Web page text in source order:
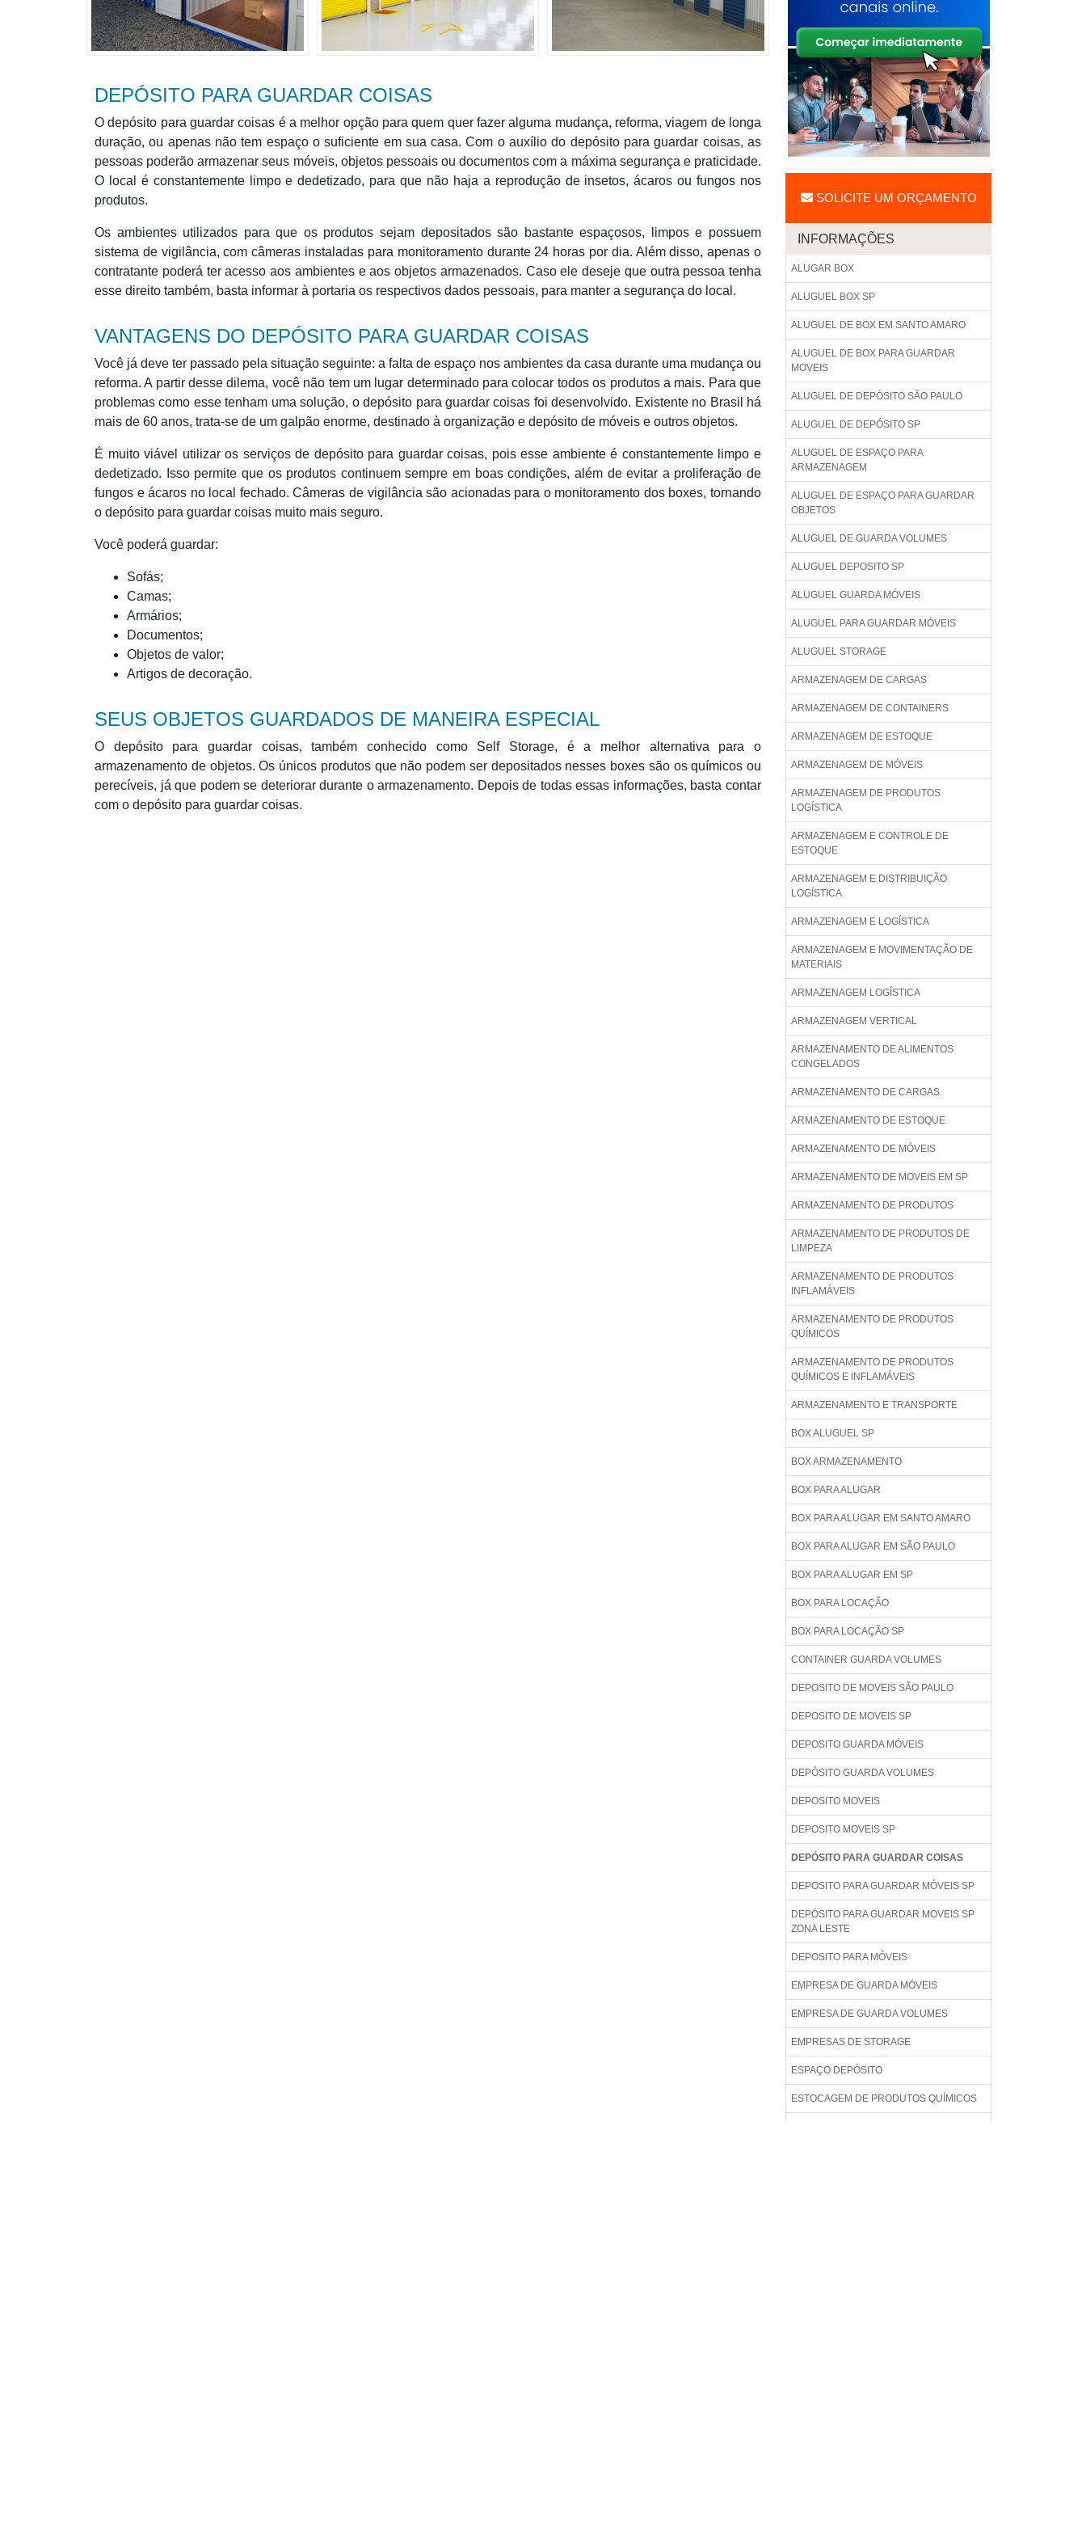
DEPÓSITO PARA GUARDAR COISAS
O depósito para guardar coisas é a melhor opção para quem quer fazer alguma mudança, reforma, viagem de longa
duração, ou apenas não tem espaço o suficiente em sua casa. Com o auxílio do depósito para guardar coisas, as
pessoas poderão armazenar seus móveis, objetos pessoais ou documentos com a máxima segurança e praticidade.
O local é constantemente limpo e dedetizado, para que não haja a reprodução de insetos, ácaros ou fungos nos
produtos.
Os ambientes utilizados para que os produtos sejam depositados são bastante espaçosos, limpos e possuem
sistema de vigilância, com câmeras instaladas para monitoramento durante 24 horas por dia. Além disso, apenas o
contratante poderá ter acesso aos ambientes e aos objetos armazenados. Caso ele deseje que outra pessoa tenha
esse direito também, basta informar à portaria os respectivos dados pessoais, para manter a segurança do local.
VANTAGENS DO DEPÓSITO PARA GUARDAR COISAS
Você já deve ter passado pela situação seguinte: a falta de espaço nos ambientes da casa durante uma mudança ou
reforma. A partir desse dilema, você não tem um lugar determinado para colocar todos os produtos a mais. Para que
problemas como esse tenham uma solução, o depósito para guardar coisas foi desenvolvido. Existente no Brasil há
mais de 60 anos, trata-se de um galpão enorme, destinado à organização e depósito de móveis e outros objetos.
É muito viável utilizar os serviços de depósito para guardar coisas, pois esse ambiente é constantemente limpo e
dedetizado. Isso permite que os produtos continuem sempre em boas condições, além de evitar a proliferação de
fungos e ácaros no local fechado. Câmeras de vigilância são acionadas para o monitoramento dos boxes, tornando
o depósito para guardar coisas muito mais seguro.
Você poderá guardar:
Sofás;
Camas;
Armários;
Documentos;
Objetos de valor;
Artigos de decoração.
SEUS OBJETOS GUARDADOS DE MANEIRA ESPECIAL
O depósito para guardar coisas, também conhecido como Self Storage, é a melhor alternativa para o
armazenamento de objetos. Os únicos produtos que não podem ser depositados nesses boxes são os químicos ou
perecíveis, já que podem se deteriorar durante o armazenamento. Depois de todas essas informações, basta contar
com o depósito para guardar coisas.
SOLICITE UM ORÇAMENTO
INFORMAÇÕES
ALUGAR BOX
ALUGUEL BOX SP
ALUGUEL DE BOX EM SANTO AMARO
ALUGUEL DE BOX PARA GUARDAR
MOVEIS
ALUGUEL DE DEPÓSITO SÃO PAULO
ALUGUEL DE DEPÓSITO SP
ALUGUEL DE ESPAÇO PARA
ARMAZENAGEM
ALUGUEL DE ESPAÇO PARA GUARDAR
OBJETOS
ALUGUEL DE GUARDA VOLUMES
ALUGUEL DEPOSITO SP
ALUGUEL GUARDA MÓVEIS
ALUGUEL PARA GUARDAR MÓVEIS
ALUGUEL STORAGE
ARMAZENAGEM DE CARGAS
ARMAZENAGEM DE CONTAINERS
ARMAZENAGEM DE ESTOQUE
ARMAZENAGEM DE MÓVEIS
ARMAZENAGEM DE PRODUTOS
LOGÍSTICA
ARMAZENAGEM E CONTROLE DE
ESTOQUE
ARMAZENAGEM E DISTRIBUIÇÃO
LOGÍSTICA
ARMAZENAGEM E LOGÍSTICA
ARMAZENAGEM E MOVIMENTAÇÃO DE
MATERIAIS
ARMAZENAGEM LOGÍSTICA
ARMAZENAGEM VERTICAL
ARMAZENAMENTO DE ALIMENTOS
CONGELADOS
ARMAZENAMENTO DE CARGAS
ARMAZENAMENTO DE ESTOQUE
ARMAZENAMENTO DE MÓVEIS
ARMAZENAMENTO DE MOVEIS EM SP
ARMAZENAMENTO DE PRODUTOS
ARMAZENAMENTO DE PRODUTOS DE
LIMPEZA
ARMAZENAMENTO DE PRODUTOS
INFLAMÁVEIS
ARMAZENAMENTO DE PRODUTOS
QUÍMICOS
ARMAZENAMENTO DE PRODUTOS
QUÍMICOS E INFLAMÁVEIS
ARMAZENAMENTO E TRANSPORTE
BOX ALUGUEL SP
BOX ARMAZENAMENTO
BOX PARA ALUGAR
BOX PARA ALUGAR EM SANTO AMARO
BOX PARA ALUGAR EM SÃO PAULO
BOX PARA ALUGAR EM SP
BOX PARA LOCAÇÃO
BOX PARA LOCAÇÃO SP
CONTAINER GUARDA VOLUMES
DEPOSITO DE MOVEIS SÃO PAULO
DEPOSITO DE MOVEIS SP
DEPOSITO GUARDA MÓVEIS
DEPÓSITO GUARDA VOLUMES
DEPOSITO MOVEIS
DEPOSITO MOVEIS SP
DEPÓSITO PARA GUARDAR COISAS
DEPOSITO PARA GUARDAR MÓVEIS SP
DEPÓSITO PARA GUARDAR MOVEIS SP
ZONA LESTE
DEPOSITO PARA MÓVEIS
EMPRESA DE GUARDA MÓVEIS
EMPRESA DE GUARDA VOLUMES
EMPRESAS DE STORAGE
ESPAÇO DEPÓSITO
ESTOCAGEM DE PRODUTOS QUÍMICOS